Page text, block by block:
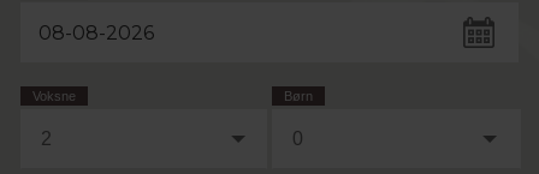
Voksne
2
Børn
0